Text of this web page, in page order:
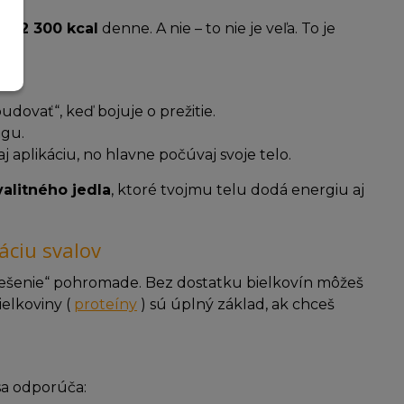
až 2 300 kcal denne. A nie – to nie je veľa. To je
keď bojuje o prežitie.
aplikáciu, no hlavne počúvaj svoje telo.
jedla, ktoré tvojmu telu dodá energiu aj
svalov
pohromade. Bez dostatku bielkovín môžeš
( proteíny ) sú úplný základ, ak chceš
odporúča: